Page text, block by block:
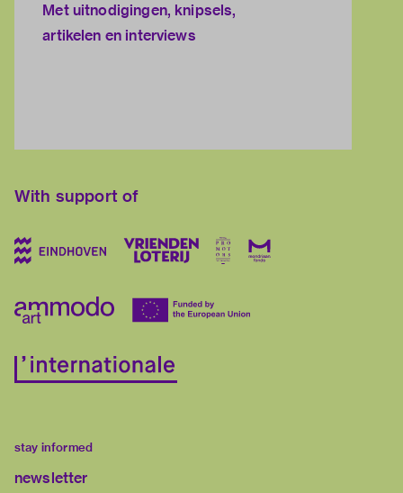
Met uitnodigingen, knipsels,
artikelen en interviews
With support of
stay informed
newsletter